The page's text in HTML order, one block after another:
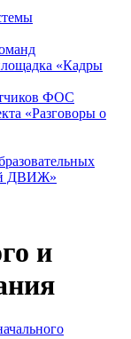
«Кадры
ФОС
«Разговоры о
ДВИЖ»
и